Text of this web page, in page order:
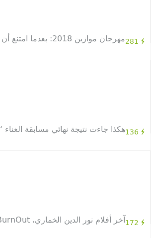
مهرجان موازين 2018: بعدما امتنع أن يبدأ الحفل قبل الآذان، أهدى كاظم أغنية حصرية للجماهير
هكذا جاءت نتيجة نهائي مسابقة الغناء ‘Orange Talents’
آخر أفلام نور الدين الخماري، BurnOut، في القاعات السينمائية المغربية ابتداءاً من 11 أكتوبر